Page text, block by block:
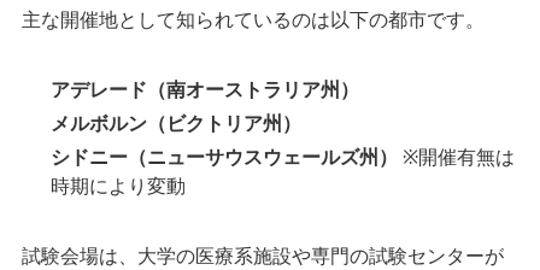
主な開催地として知られているのは以下の都市です。
アデレード（南オーストラリア州）
メルボルン（ビクトリア州）
シドニー（ニューサウスウェールズ州）
※開催有無は
時期により変動
試験会場は、大学の医療系施設や専門の試験センターが